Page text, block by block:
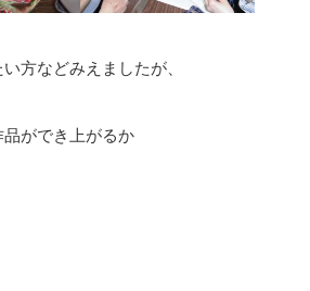
方などみえましたが、
ができ上がるか